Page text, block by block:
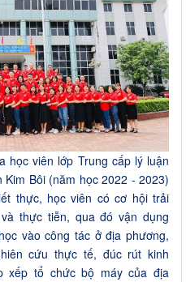
học viên lớp Trung cấp lý luận
Bôi (năm học 2022 - 2023)
thực, học viên có cơ hội trải
thực tiễn, qua đó vận dụng
vào công tác ở địa phương,
cứu thực tế, đúc rút kinh
xếp tổ chức bộ máy của địa